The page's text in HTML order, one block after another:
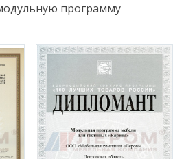
программу